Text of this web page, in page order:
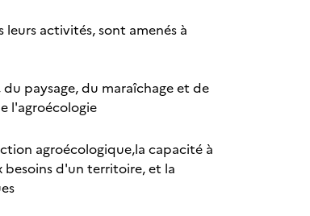
activités, sont amenés à
paysage, du maraîchage et de
l'agroécologie
agroécologique,la capacité à
d'un territoire, et la